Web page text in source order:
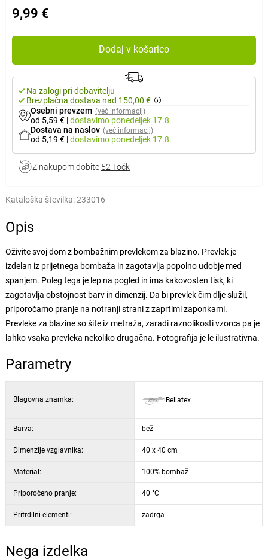
9,99 €
Dodaj v košarico
Na zalogi pri dobavitelju
Brezplačna dostava nad 150,00 €
Osebni prevzem (več informacij)
od 5,59 € |dostavimo ponedeljek 17.8.
Dostava na naslov (več informacij)
od 5,19 € |dostavimo ponedeljek 17.8.
Z nakupom dobite 52 Točk
Kataloška številka:233016
Opis
Oživite svoj dom z bombažnim prevlekom za blazino. Prevlek je
izdelan iz prijetnega bombaža in zagotavlja popolno udobje med
spanjem. Poleg tega je lep na pogled in ima kakovosten tisk, ki
zagotavlja obstojnost barv in dimenzij. Da bi prevlek čim dlje služil,
priporočamo pranje na notranji strani z zaprtimi zaponkami.
Prevleke za blazine so šite iz metraža, zaradi raznolikosti vzorca pa je
lahko vsaka prevleka nekoliko drugačna. Fotografija je le ilustrativna.
Parametry
Blagovna znamka: Bellatex
Barva: bež
Dimenzije vzglavnika: 40 x 40 cm
Material: 100% bombaž
Priporočeno pranje: 40 °C
Pritrdilni elementi: zadrga
Nega izdelka